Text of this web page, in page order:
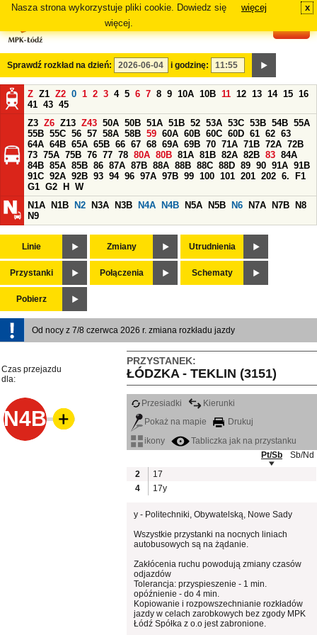
Nasza strona wykorzystuje pliki cookie. Dowiedz się
więcej.
więcej x
Sprawdź rozkład na dzień: i godzinę:
Z Z1 Z2 0 1 2 3 4 5 6 7 8 9 10A 10B 11 12 13 14 15 16
41 43 45
Z3 Z6 Z13 Z43 50A 50B 51A 51B 52 53A 53C 53B 54B 55A
55B 55C 56 57 58A 58B 59 60A 60B 60C 60D 61 62 63
64A 64B 65A 65B 66 67 68 69A 69B 70 71A 71B 72A 72B
73 75A 75B 76 77 78 80A 80B 81A 81B 82A 82B 83 84A
84B 85A 85B 86 87A 87B 88A 88B 88C 88D 89 90 91A 91B
91C 92A 92B 93 94 96 97A 97B 99 100 101 201 202 6.
F1
G1 G2 H
W
N1A
N1B N2 N3A N3B N4A N4B N5A N5B N6 N7A N7B
N8
N9
Linie Zmiany Utrudnienia
Przystanki Połączenia Schematy
Pobierz
Od nocy z 7/8 czerwca 2026 r. zmiana rozkładu jazdy
PRZYSTANEK:
ŁÓDZKA - TEKLIN (3151)
Czas przejazdu
dla:
N4B
Przesiadki
Kierunki
Pokaż na mapie
Drukuj
ikony
Tabliczka jak na przystanku
Pt/Sb
Sb/Nd
2
17
4
17y
y - Politechniki, Obywatelską, Nowe Sady
Wszystkie przystanki na nocnych liniach
autobusowych są na żądanie.
Zakłócenia ruchu powodują zmiany czasów
odjazdów
Tolerancja: przyspieszenie - 1 min.
opóźnienie - do 4 min.
Kopiowanie i rozpowszechnianie rozkładów
jazdy w celach zarobkowych bez zgody MPK
Łódź Spółka z o.o jest zabronione.